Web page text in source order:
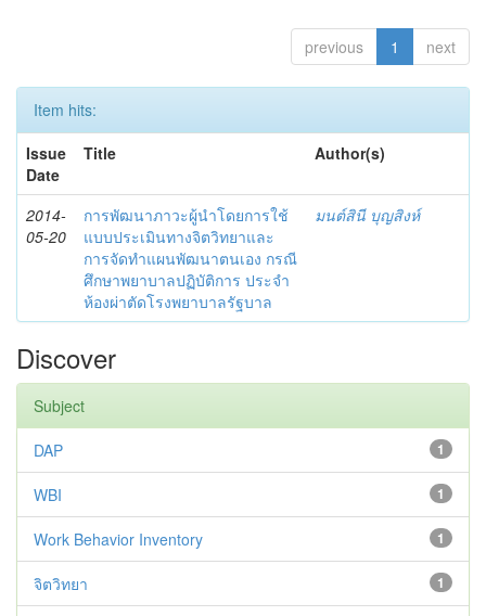
previous 1 next
Item hits:
Issue
Date
Title Author(s)
2014-
05-20
การพัฒนาภาวะผู้นำโดยการใช้
แบบประเมินทางจิตวิทยาและ
การจัดทำแผนพัฒนาตนเอง กรณี
ศึกษาพยาบาลปฏิบัติการ ประจำ
ห้องผ่าตัดโรงพยาบาลรัฐบาล
มนต์สินี บุญสิงห์
Discover
Subject
1
DAP
1
WBI
1
Work Behavior Inventory
1
จิตวิทยา